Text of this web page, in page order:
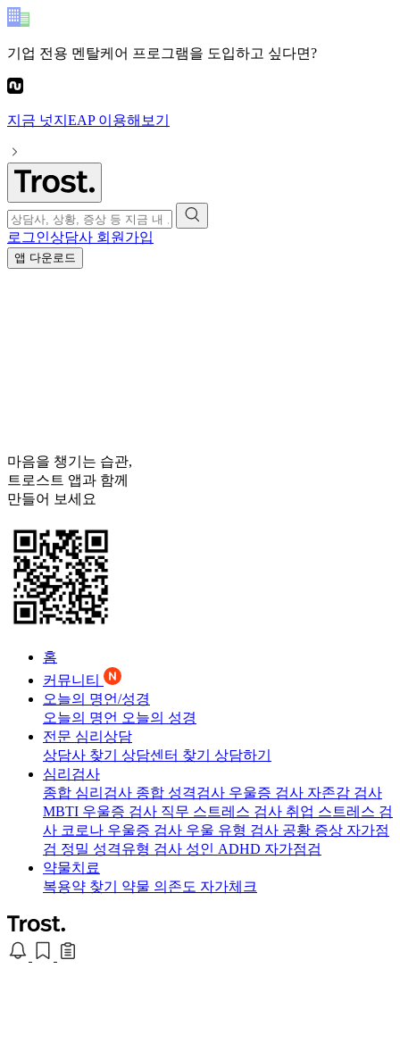
기업 전용 멘탈케어 프로그램을 도입하고 싶다면?
지금 넛지EAP이용해보기
로그인상담사 회원가입
앱 다운로드
마음을 챙기는 습관,
트로스트 앱과 함께
만들어 보세요
홈
커뮤니티
오늘의 명언/성경
오늘의 명언 오늘의 성경
전문 심리상담
상담사 찾기 상담센터 찾기 상담하기
심리검사
종합 심리검사 종합 성격검사 우울증 검사 자존감 검사
MBTI 우울증 검사 직무 스트레스 검사 취업 스트레스 검
사 코로나 우울증 검사 우울 유형 검사 공황 증상 자가점
검 정밀 성격유형 검사 성인 ADHD 자가점검
약물치료
복용약 찾기 약물 의존도 자가체크